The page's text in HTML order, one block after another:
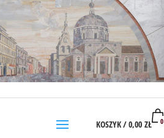
KOSZYK /0,00 ZŁ 0